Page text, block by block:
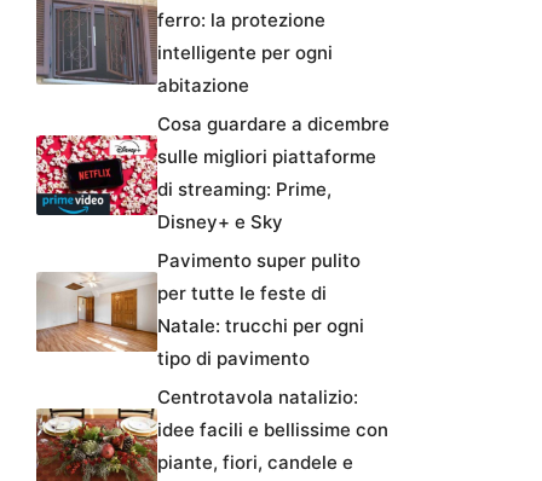
ferro: la protezione
intelligente per ogni
abitazione
Cosa guardare a dicembre
sulle migliori piattaforme
di streaming: Prime,
Disney+ e Sky
Pavimento super pulito
per tutte le feste di
Natale: trucchi per ogni
tipo di pavimento
Centrotavola natalizio:
idee facili e bellissime con
piante, fiori, candele e